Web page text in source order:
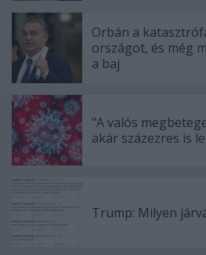
Orbán a
országot, és még
a baj
"A valós
akár százezres is
Trump: Milyen